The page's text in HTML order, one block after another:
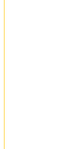
Комплект